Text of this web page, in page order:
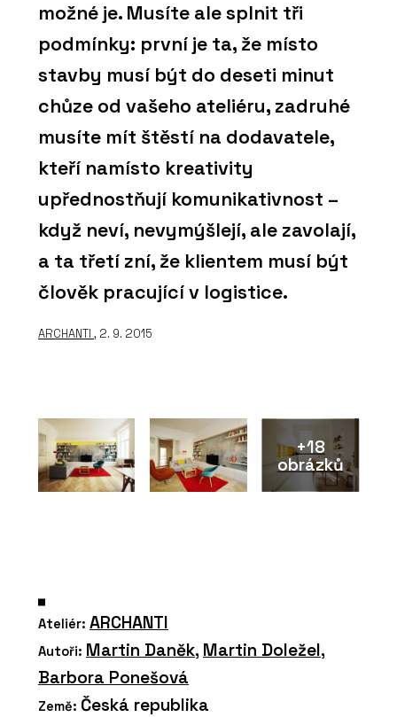
možné je. Musíte ale splnit tři
podmínky: první je ta, že místo
stavby musí být do deseti minut
chůze od vašeho ateliéru, zadruhé
musíte mít štěstí na dodavatele,
kteří namísto kreativity
upřednostňují komunikativnost –
když neví, nevymýšlejí, ale zavolají,
a ta třetí zní, že klientem musí být
člověk pracující v logistice.
ARCHANTI , 2. 9. 2015
+18
obrázků
Ateliér: ARCHANTI
Autoři: Martin Daněk, Martin Doležel,
Barbora Ponešová
Země: Česká republika